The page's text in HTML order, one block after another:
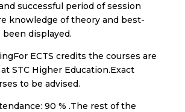
successful period of session
knowledge of theory and best-
been displayed.
ECTS credits the courses are
STC Higher Education.Exact
to be advised.
90 % .The rest of the